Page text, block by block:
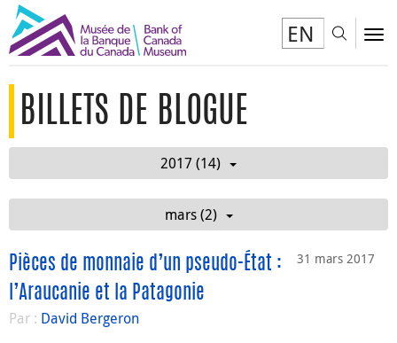
EN
BILLETS DE BLOGUE
2017 (14)
mars (2)
31 mars 2017
Pièces de monnaie d’un pseudo-État :
l’Araucanie et la Patagonie
Par : David Bergeron